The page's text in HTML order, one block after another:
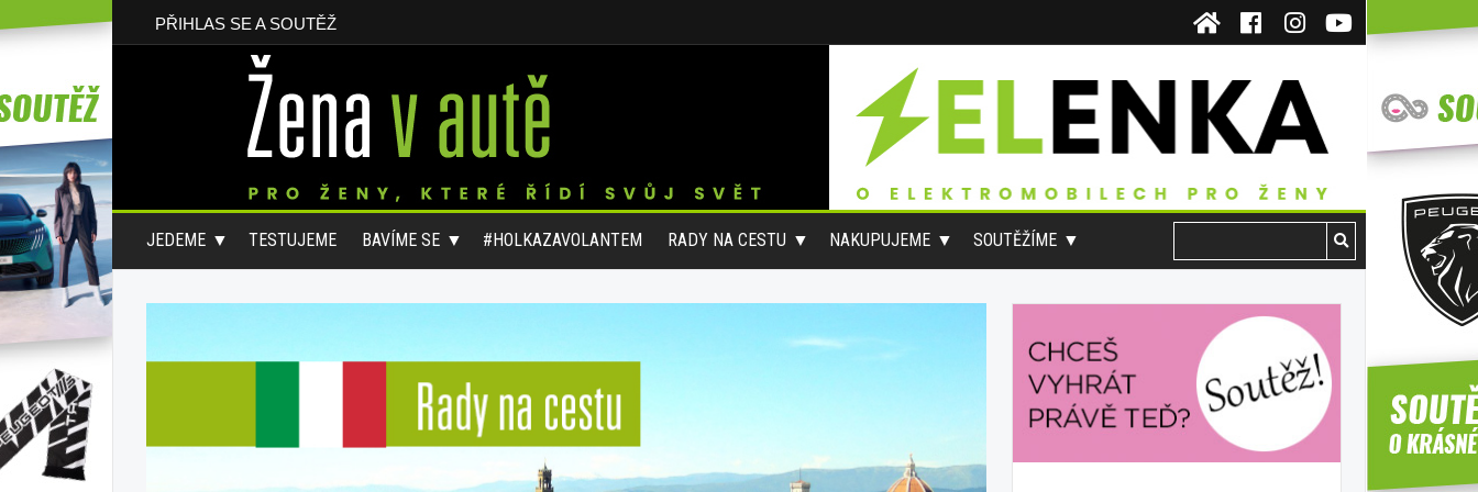
PŘIHLAS SE A SOUTĚŽ
JEDEME TESTUJEME BAVÍME SE #HOLKAZAVOLANTEM RADY NA CESTU NAKUPUJEME SOUTĚŽÍME